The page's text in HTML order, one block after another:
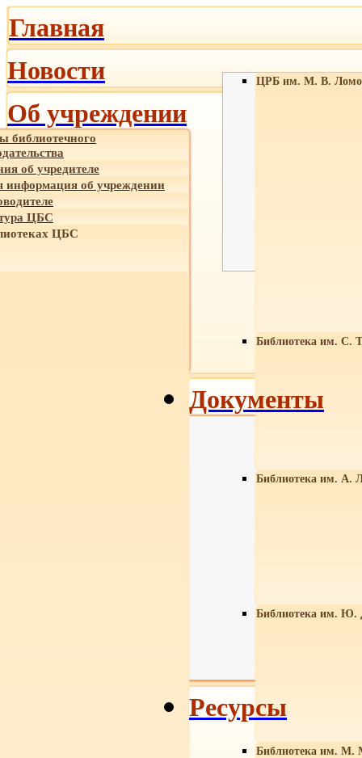
Главная
Новости
Об учреждении
библиотечного
об учредителе
об учреждении
ЦБС
ЦБС
ЦРБ им. М. В.
Библиотека им. С.
Библиотека им. А.
Библиотека им. Ю.
Библиотека им. М.
Документы
Ресурсы